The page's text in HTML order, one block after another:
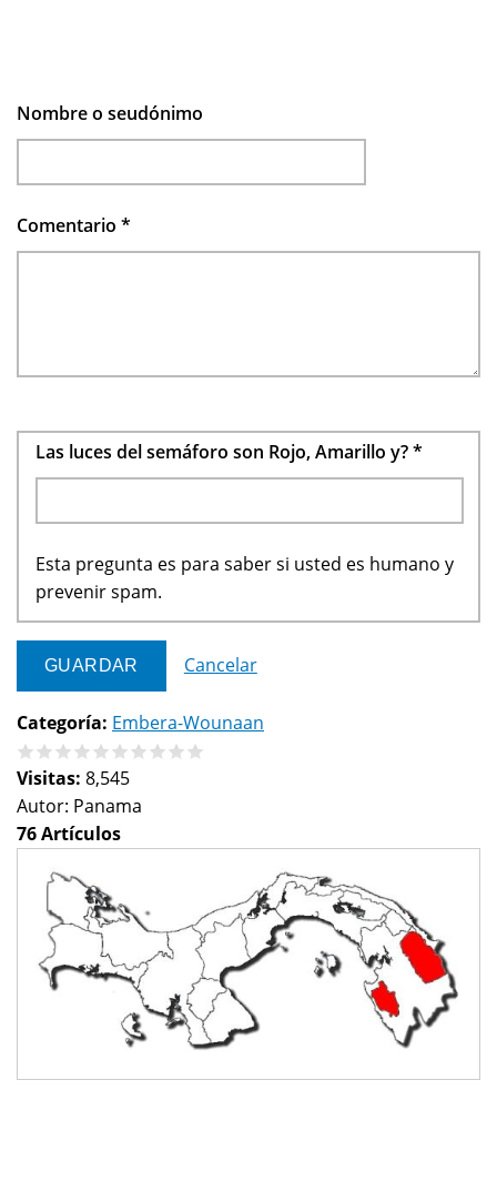
Nombre o seudónimo
Comentario *
Las luces del semáforo son Rojo, Amarillo y?*
Esta pregunta es para saber si usted es humano y
prevenir spam.
Cancelar
Categoría: Embera-Wounaan
Visitas: 8,545
Autor: Panama
76 Artículos